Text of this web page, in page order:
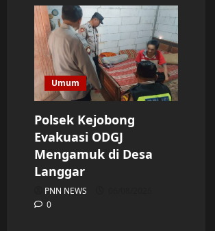
Umum
Polsek Kejobong
Evakuasi ODGJ
Mengamuk di Desa
Langgar
PNN NEWS
0